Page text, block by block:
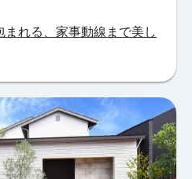
れる、家事動線まで美し